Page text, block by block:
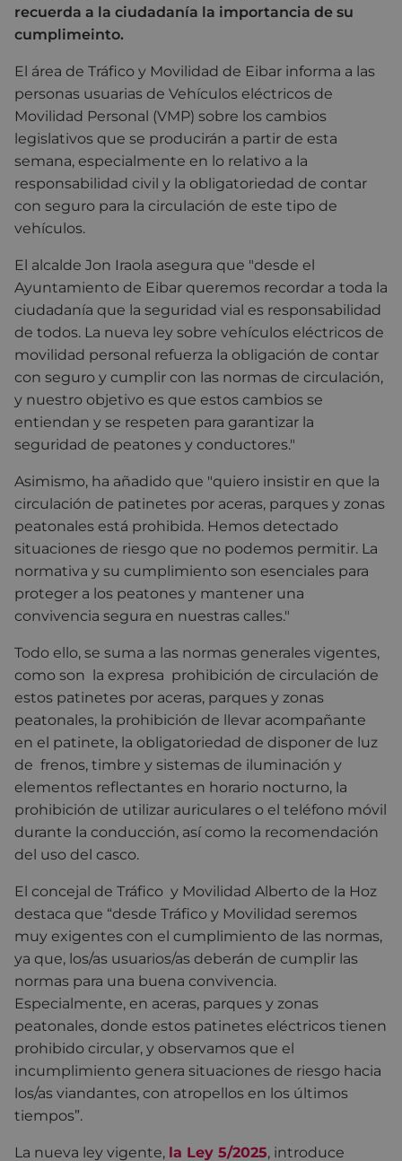
recuerda a la ciudadanía la importancia de su
cumplimeinto.
El área de Tráfico y Movilidad de Eibar informa a las
personas usuarias de Vehículos eléctricos de
Movilidad Personal (VMP) sobre los cambios
legislativos que se producirán a partir de esta
semana, especialmente en lo relativo a la
responsabilidad civil y la obligatoriedad de contar
con seguro para la circulación de este tipo de
vehículos.
El alcalde Jon Iraola asegura que "desde el
Ayuntamiento de Eibar queremos recordar a toda la
ciudadanía que la seguridad vial es responsabilidad
de todos. La nueva ley sobre vehículos eléctricos de
movilidad personal refuerza la obligación de contar
con seguro y cumplir con las normas de circulación,
y nuestro objetivo es que estos cambios se
entiendan y se respeten para garantizar la
seguridad de peatones y conductores."
Asimismo, ha añadido que "quiero insistir en que la
circulación de patinetes por aceras, parques y zonas
peatonales está prohibida. Hemos detectado
situaciones de riesgo que no podemos permitir. La
normativa y su cumplimiento son esenciales para
proteger a los peatones y mantener una
convivencia segura en nuestras calles."
Todo ello, se suma a las normas generales vigentes,
como son
la expresa prohibición de circulación de
estos patinetes por aceras, parques y zonas
peatonales, la prohibición de llevar acompañante
en el patinete, la obligatoriedad de disponer de luz
de frenos, timbre y sistemas de iluminación y
elementos reflectantes en horario nocturno, la
prohibición de utilizar auriculares o el teléfono móvil
durante la conducción, así como la recomendación
del uso del casco.
El concejal de Tráfico y Movilidad Alberto de la Hoz
destaca que “desde Tráfico y Movilidad seremos
muy exigentes con el cumplimiento de las normas,
ya que, los/as usuarios/as deberán de cumplir las
normas para una buena convivencia.
Especialmente, en aceras, parques y zonas
peatonales, donde estos patinetes eléctricos tienen
prohibido circular, y observamos que el
incumplimiento genera situaciones de riesgo hacia
los/as viandantes, con atropellos en los últimos
tiempos”.
La nueva ley vigente, la Ley 5/2025, introduce